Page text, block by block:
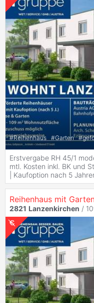
#Reihenhaus #Garten #
Erstvergabe RH 45/1
mtl. Kosten inkl. BK und
| Kaufoption nach 5
Reihenhaus mit
2821 Lanzenkirchen /